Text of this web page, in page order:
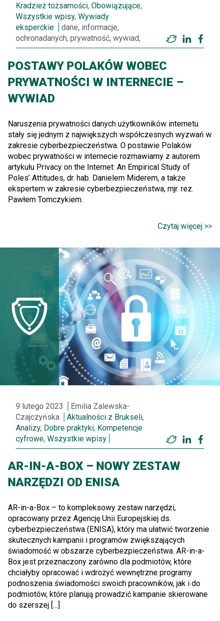
Kradzież tożsamości, Obowiązujące,
Wszystkie wpisy, Wywiady
eksperckie
dane, informacje,
ochronadanych, prywatność, wywiad,
Twitter
POSTAWY POLAKÓW WOBEC
PRYWATNOŚCI W INTERNECIE –
WYWIAD
Naruszenia prywatności danych użytkowników internetu
stały się jednym z największych współczesnych wyzwań w
zakresie cyberbezpieczeństwa. O postawie Polaków
wobec prywatności w internecie rozmawiamy z autorem
artykułu Privacy on the Internet: An Empirical Study of
Poles’ Attitudes, dr. hab. Danielem Miderem, a także
ekspertem w zakresie cyberbezpieczeństwa, mjr. rez.
Pawłem Tomczykiem.
Czytaj więcej >>
9 lutego 2023
Emilia Zalewska-
Czajczyńska
Aktualności z Brukseli,
Analizy, Dobre praktyki, Kompetencje
cyfrowe, Wszystkie wpisy Twitter
AR-IN-A-BOX – NOWY ZESTAW
NARZĘDZI OD ENISA
AR-in-a-Box – to kompleksowy zestaw narzędzi,
opracowany przez Agencję Unii Europejskiej ds.
cyberbezpieczeństwa (ENISA), który ma ułatwić tworzenie
skutecznych kampanii i programów zwiększających
świadomość w obszarze cyberbezpieczeństwa. AR-in-a-
Box jest przeznaczony zarówno dla podmiotów, które
chciałyby opracować i wdrożyć wewnętrzne programy
podnoszenia świadomości swoich pracowników, jak i do
podmiotów, które planują prowadzić kampanie skierowane
do szerszej […]